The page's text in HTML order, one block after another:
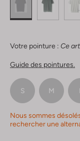
Votre pointure : Ce
Guide des pointures.
S M L
Nous sommes
rechercher une